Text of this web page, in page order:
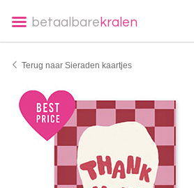
betaalbare kralen
Terug naar Sieraden kaartjes